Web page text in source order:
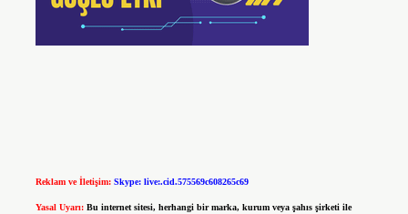
Reklam ve İletişim: Skype: live:.cid.575569c608265c69
Yasal Uyarı: Bu internet sitesi, herhangi bir marka, kurum veya şahıs şirketi ile